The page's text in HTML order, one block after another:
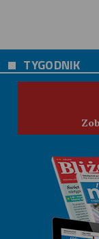
TYGODNIK